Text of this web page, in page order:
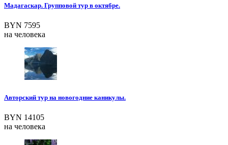
Мадагаскар. Групповой тур в октябре.
BYN 7595
на человека
Авторский тур на новогодние каникулы.
BYN 14105
на человека